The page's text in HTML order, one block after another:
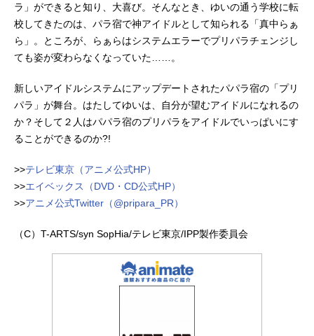
ラ」ができると知り、大喜び。そんなとき、ゆいの通う学校に転
校してきたのは、パラ宿で神アイドルとして知られる「真中らぁ
ら」。ところが、らぁらはシステムエラーでプリパラチェンジし
ても姿が変わらなくなっていた……。
新しいアイドルシステムにアップデートされたパパラ宿の「プリ
パラ」が舞台。はたしてゆいは、自分が望むアイドルになれるの
か？そして２人はパパラ宿のプリパラをアイドルでいっぱいにす
ることができるのか?!
>>テレビ東京（アニメ公式HP）
>>エイベックス（DVD・CD公式HP）
>>アニメ公式Twitter（@pripara_PR）
（C）T-ARTS/syn SopHia/テレビ東京/IPP製作委員会